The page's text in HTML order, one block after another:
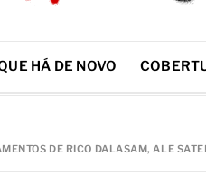
HÁ DE NOVO
DE RICO DALASAM, ALE